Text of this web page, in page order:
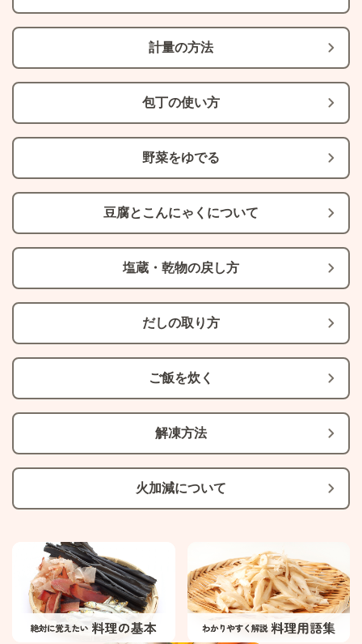
計量の方法
包丁の使い方
野菜をゆでる
豆腐とこんにゃくについて
塩蔵・乾物の戻し方
だしの取り方
ご飯を炊く
解凍方法
火加減について